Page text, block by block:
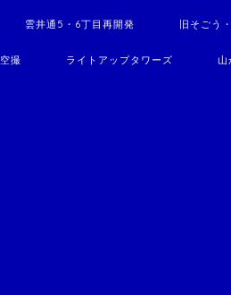
雲井通5・6丁目再開発 旧そごう
空撮 ライトアップタワーズ 山